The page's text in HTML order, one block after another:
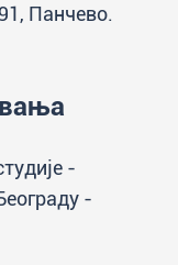
Панчево.
-
-